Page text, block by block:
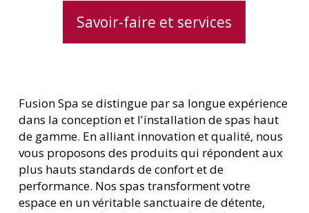
Savoir-faire et services
Fusion Spa se distingue par sa longue expérience
dans la conception et l'installation de spas haut
de gamme. En alliant innovation et qualité, nous
vous proposons des produits qui répondent aux
plus hauts standards de confort et de
performance. Nos spas transforment votre
espace en un véritable sanctuaire de détente,